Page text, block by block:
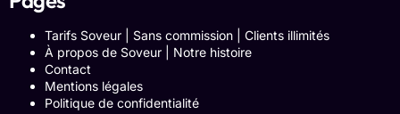
Tarifs Soveur | Sans commission | Clients illimités
À propos de Soveur | Notre histoire
Contact
Mentions légales
Politique de confidentialité